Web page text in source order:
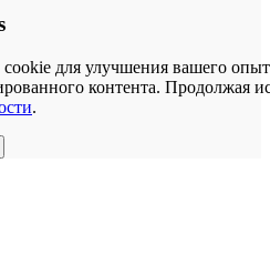
для улучшения вашего
контента. Продолжая
.